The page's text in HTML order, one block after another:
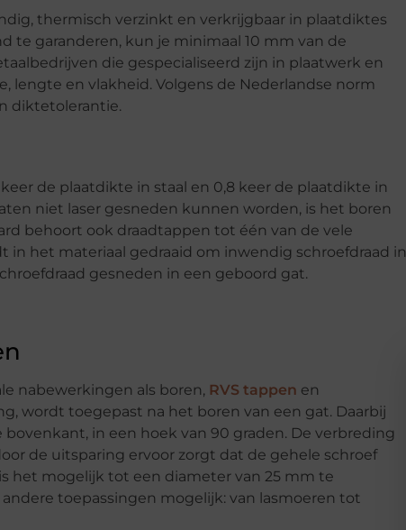
thermisch verzinkt en verkrijgbaar in plaatdiktes
te garanderen, kun je minimaal 10 mm van de
die gespecialiseerd zijn in plaatwerk en
lengte en vlakheid. Volgens de Nederlandse norm
diktetolerantie.
de plaatdikte in staal en 0,8 keer de plaatdikte in
niet laser gesneden kunnen worden, is het boren
behoort ook draadtappen tot één van de vele
het materiaal gedraaid om inwendig schroefdraad in
gesneden in een geboord gat.
nabewerkingen als boren, RVS tappen en
wordt toegepast na het boren van een gat. Daarbij
in een hoek van 90 graden. De verbreding
de uitsparing ervoor zorgt dat de gehele schroef
het mogelijk tot een diameter van 25 mm te
toepassingen mogelijk: van lasmoeren tot